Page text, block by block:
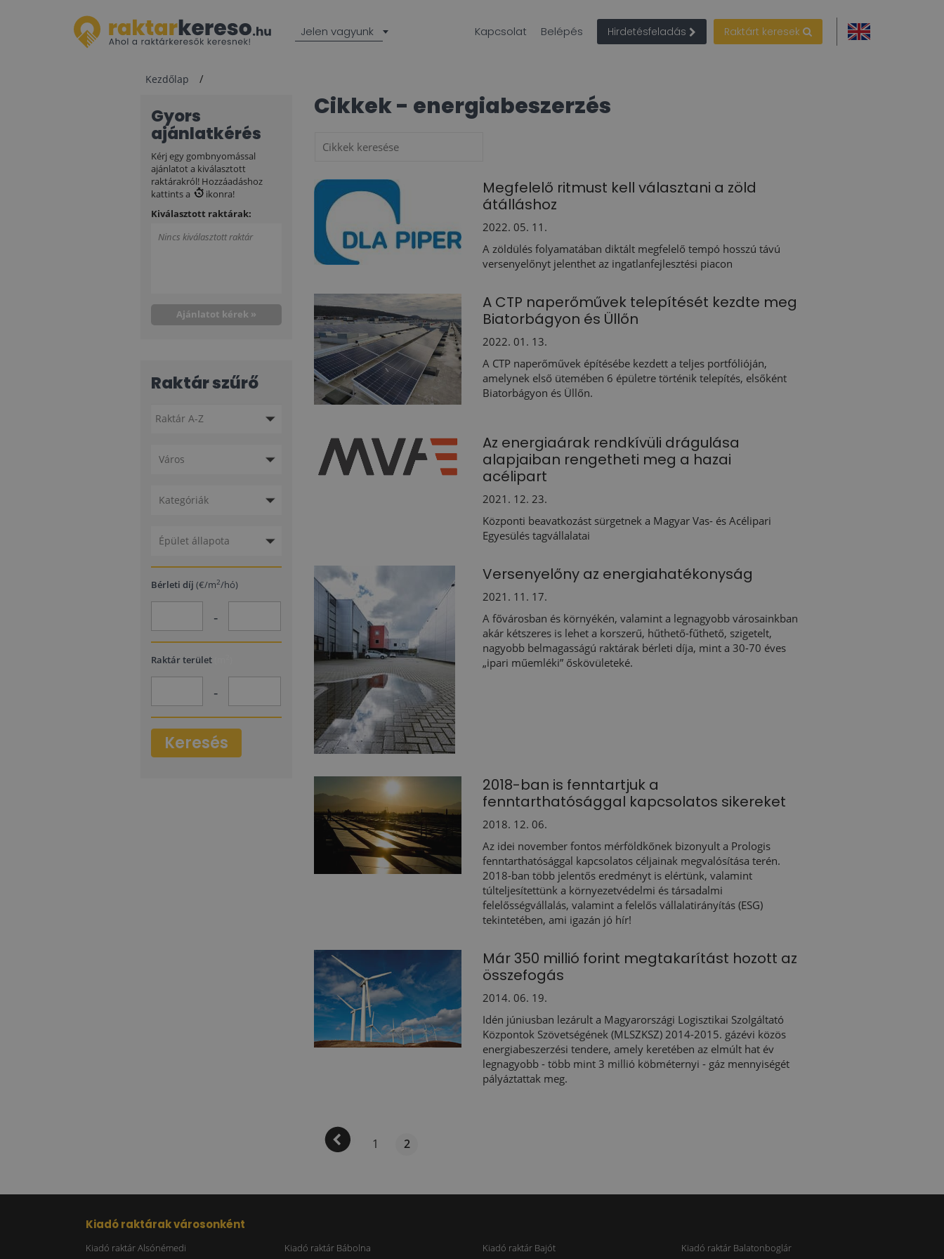
Jelen vagyunk Kapcsolat Belépés Hirdetésfeladás Raktárt keresek
Kezdőlap
Gyors
ajánlatkérés
Kérj egy gombnyomással
ajánlatot a kiválasztott
raktárakról! Hozzáadáshoz
kattints a
ikonra!
Kiválasztott raktárak:
Nincs kiválasztott raktár
Ajánlatot kérek »
Raktár szűrő
Város
Kategóriák
Épület állapota
Bérleti díj (€/m2/hó)
-
Raktár terület
-
Keresés
Cikkek - energiabeszerzés
Megfelelő ritmust kell választani a zöld
átálláshoz
2022. 05. 11.
A zöldülés folyamatában diktált megfelelő tempó hosszú távú
versenyelőnyt jelenthet az ingatlanfejlesztési piacon
A CTP naperőművek telepítését kezdte meg
Biatorbágyon és Üllőn
2022. 01. 13.
A CTP naperőművek építésébe kezdett a teljes portfólióján,
amelynek első ütemében 6 épületre történik telepítés, elsőként
Biatorbágyon és Üllőn.
Az energiaárak rendkívüli drágulása
alapjaiban rengetheti meg a hazai
acélipart
2021. 12. 23.
Központi beavatkozást sürgetnek a Magyar Vas- és Acélipari
Egyesülés tagvállalatai
Versenyelőny az energiahatékonyság
2021. 11. 17.
A fővárosban és környékén, valamint a legnagyobb városainkban
akár kétszeres is lehet a korszerű, hűthető-fűthető, szigetelt,
nagyobb belmagasságú raktárak bérleti díja, mint a 30-70 éves
„ipari műemléki” őskövületeké.
2018-ban is fenntartjuk a
fenntarthatósággal kapcsolatos sikereket
2018. 12. 06.
Az idei november fontos mérföldkőnek bizonyult a Prologis
fenntarthatósággal kapcsolatos céljainak megvalósítása terén.
2018-ban több jelentős eredményt is elértünk, valamint
túlteljesítettünk a környezetvédelmi és társadalmi
felelősségvállalás, valamint a felelős vállalatirányítás (ESG)
tekintetében, ami igazán jó hír!
Már 350 millió forint megtakarítást hozott az
összefogás
2014. 06. 19.
Idén júniusban lezárult a Magyarországi Logisztikai Szolgáltató
Központok Szövetségének (MLSZKSZ) 2014-2015. gázévi közös
energiabeszerzési tendere, amely keretében az elmúlt hat év
legnagyobb - több mint 3 millió köbméternyi - gáz mennyiségét
pályáztattak meg.
1 2
Kiadó raktárak városonként
Kiadó raktár Alsónémedi Kiadó raktár Bábolna Kiadó raktár Bajót
Kiadó raktár Balatonboglár